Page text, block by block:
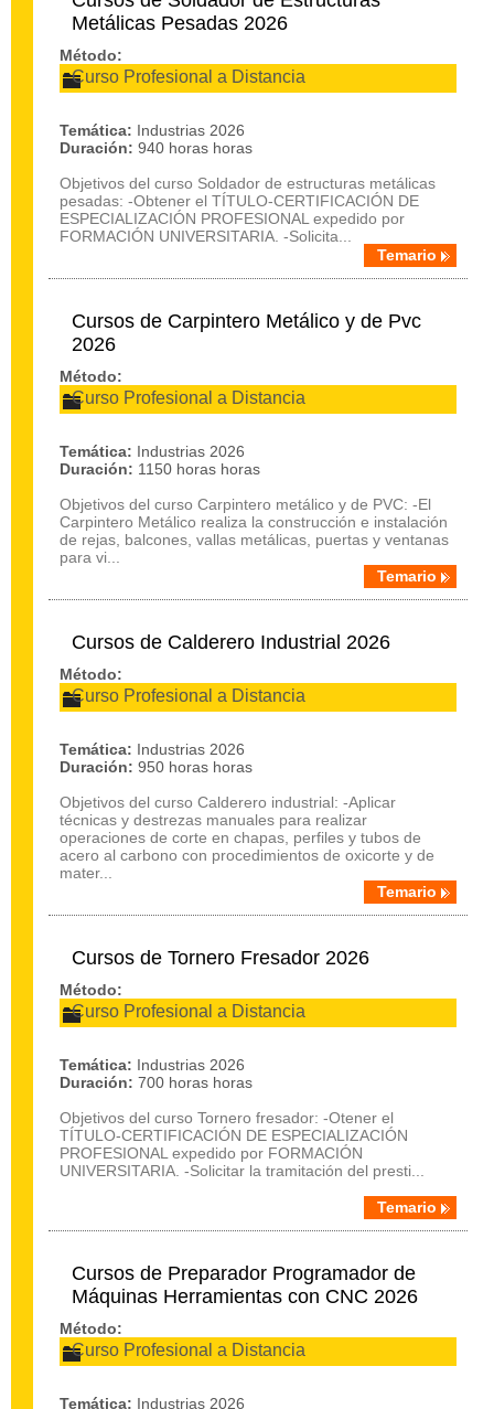
Metálicas Pesadas 2026
Método:
Curso Profesional a Distancia
Temática: Industrias 2026
Duración: 940 horas horas
Objetivos del curso Soldador de estructuras metálicas
pesadas: -Obtener el TÍTULO-CERTIFICACIÓN DE
ESPECIALIZACIÓN PROFESIONAL expedido por
FORMACIÓN UNIVERSITARIA. -Solicita...
Temario
Cursos de Carpintero Metálico y de Pvc
2026
Método:
Curso Profesional a Distancia
Temática: Industrias 2026
Duración: 1150 horas horas
Objetivos del curso Carpintero metálico y de PVC: -El
Carpintero Metálico realiza la construcción e instalación
de rejas, balcones, vallas metálicas, puertas y ventanas
para vi...
Temario
Cursos de Calderero Industrial 2026
Método:
Curso Profesional a Distancia
Temática: Industrias 2026
Duración: 950 horas horas
Objetivos del curso Calderero industrial: -Aplicar
técnicas y destrezas manuales para realizar
operaciones de corte en chapas, perfiles y tubos de
acero al carbono con procedimientos de oxicorte y de
mater...
Temario
Cursos de Tornero Fresador 2026
Método:
Curso Profesional a Distancia
Temática: Industrias 2026
Duración: 700 horas horas
Objetivos del curso Tornero fresador: -Otener el
TÍTULO-CERTIFICACIÓN DE ESPECIALIZACIÓN
PROFESIONAL expedido por FORMACIÓN
UNIVERSITARIA. -Solicitar la tramitación del presti...
Temario
Cursos de Preparador Programador de
Máquinas Herramientas con CNC 2026
Método:
Curso Profesional a Distancia
Temática: Industrias 2026